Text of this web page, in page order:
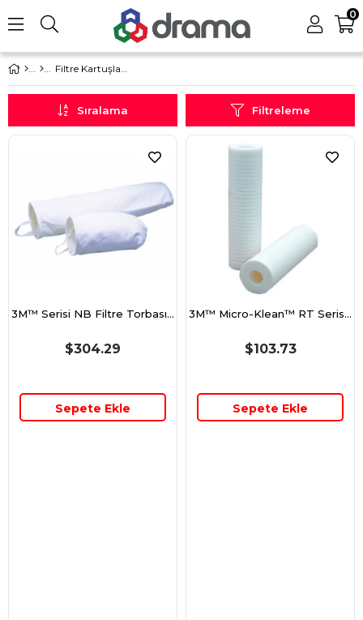
0
Filtre Kartuşları ve Elemanları
Filtreleme
Sıralama
3M™ Serisi NB Filtre Torbası, NB0025PPS1R 17 inç 25 µ (431,8mm)
$304.29
3M™ Micro-Klean™ RT Serisi Filtre Kartuşu, RT20C16G20NN 20 inç 10 µ (50,8cm)
$103.73